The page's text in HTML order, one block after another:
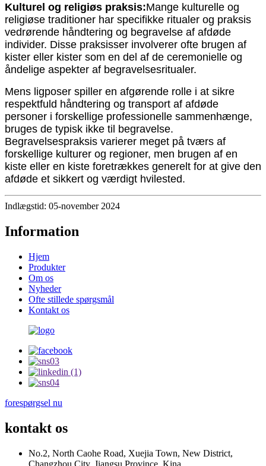
Kulturel og religiøs praksis:Mange kulturelle og
religiøse traditioner har specifikke ritualer og praksis
vedrørende håndtering og begravelse af afdøde
individer. Disse praksisser involverer ofte brugen af ​​
kister eller kister som en del af de ceremonielle og
åndelige aspekter af begravelsesritualer.
Mens ligposer spiller en afgørende rolle i at sikre
respektfuld håndtering og transport af afdøde
personer i forskellige professionelle sammenhænge, ​​
bruges de typisk ikke til begravelse.
Begravelsespraksis varierer meget på tværs af
forskellige kulturer og regioner, men brugen af ​​en
kiste eller en kiste foretrækkes generelt for at give den
afdøde et sikkert og værdigt hvilested.
Indlægstid: 05-november 2024
Information
Hjem
Produkter
Om os
Nyheder
Ofte stillede spørgsmål
Kontakt os
forespørgsel nu
kontakt os
No.2, North Caohe Road, Xuejia Town, New District,
Changzhou City, Jiangsu Province, Kina.